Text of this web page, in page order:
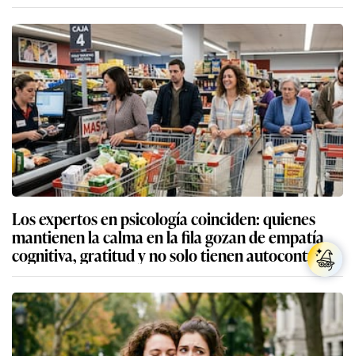
Los expertos en psicología coinciden: quienes
mantienen la calma en la fila gozan de empatía
cognitiva, gratitud y no solo tienen autocontrol